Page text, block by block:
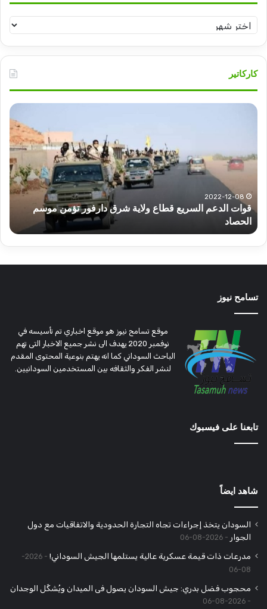
أرشيف
تسامح
كاركاتير
قوات
ولاية
شرق
تؤمن
موسم
الحصاد
2022-12-08
قوات الدعم السريع قطاع ولاية شرق دارفور تؤمن موسم
الحصاد
تسامح نيوز
موقع تسامح نيوز هو موقع اخباري تم تأسيسه في
نوفمبر 2020 يهدف الى نشر جميع الاخبار التى تهم
الباحث السوداني كما انه يهتم بنوعية المحتوى المقدم
لنشر الفكر والثقافه بين المستخدمين السودانيين.
تابعنا على فيسبوك
شاهد ايضاً
السودان يتخذ إجراءات تجاه التجارة الحدودية والاتفاقيات مع دول
الجوار
2026-08-06
مدرعات ذات قيمة عسكرية عالية يستلمها الجيش السوداني!
2026-
08-06
محجوب فضل بدري: جيش السودان يصول فى الميدان ويُشكِّل الوجدان
2026-08-06